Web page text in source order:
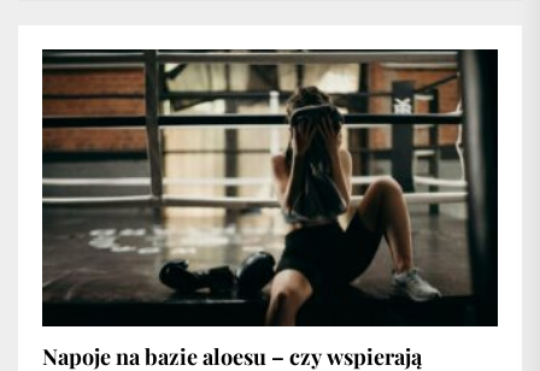
Napoje na bazie aloesu – czy wspierają